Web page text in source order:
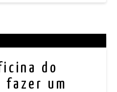
do
fazer um